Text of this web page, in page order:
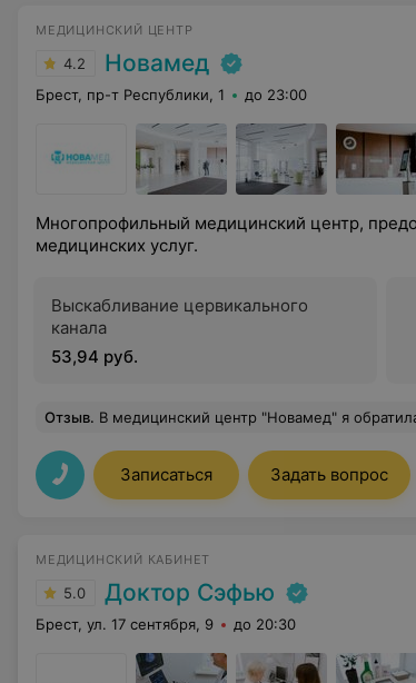
МЕДИЦИНСКИЙ ЦЕНТР
4.2 Новамед
Брест, пр-т Республики, 1 до 23:00
Многопрофильный медицинский центр,
медицинских услуг.
Выскабливание цервикального
канала
53,94 руб.
Отзыв. В медицинский центр "Новамед" я обратилась впервые, и попала на приём к врачу-неврологу Ким Анне Евгеньевне. Я увидела идеальный пример врача - грамотного, квалифицированного, такого, для кого слова "врачебная этика" - не пустой звук. Внимательный осмотр, приветливая улыбка, назначения для лечения и дальнейшего обследования. И не было у меня вопроса, к кому обратиться для консультации повторно. Анна Евгеньевна разобрала по пунктам мой результат МРТ, доступно объяснила все проблемы. В этом была не просто вежливость, а искреннее желание
Записаться Задать вопрос
МЕДИЦИНСКИЙ КАБИНЕТ
5.0 Доктор Сэфью
Брест, ул. 17 сентября, 9 до 20:30